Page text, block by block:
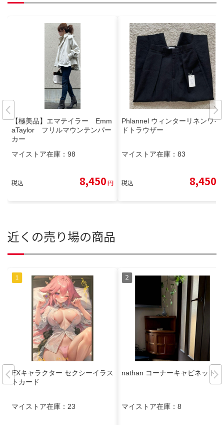
【極美品】エマテイラー Emm
aTaylor フリルマウンテンパー
カー
マイストア在庫： 98
税込 8,450円
Phlannel ウィンターリネンワイ
ドトラウザー
マイストア在庫： 83
税込 8,450
近くの売り場の商品
EXキャラクター セクシーイラス
トカード
マイストア在庫： 23
nathan コーナーキャビネット
マイストア在庫： 8